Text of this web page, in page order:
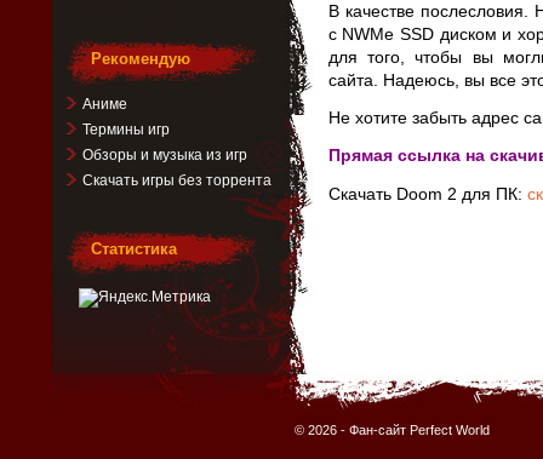
В качестве
с NWMe SSD диском и
для того, чтобы вы
сайта. Надеюсь, вы все
Не хотите забыть адрес
Прямая ссылка на
Скачать Doom 2 для ПК:
Рекомендую
Аниме
Термины игр
Обзоры и музыка из игр
Скачать игры без торрента
Статистика
© 2026 - Фан-сайт Perfect World